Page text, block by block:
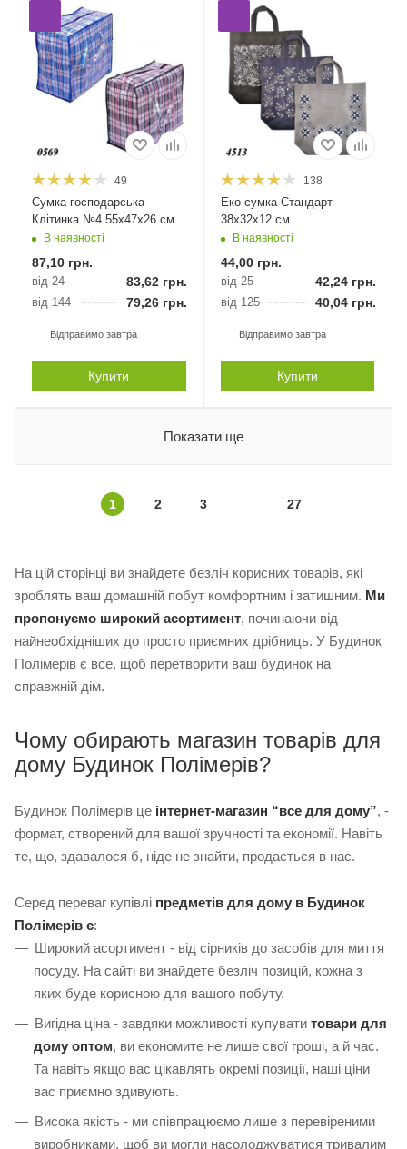
49
Сумка господарська
Клітинка №4 55х47х26 см
В наявності
87,10 грн.
від 24 83,62 грн.
від 144 79,26 грн.
Відправимо завтра
Купити
138
Еко-сумка Стандарт
38х32х12 см
В наявності
44,00грн.
від 25 42,24грн.
від 125 40,04грн.
Відправимо завтра
Купити
Показати ще
1 2 3 27
На цій сторінці ви знайдете безліч корисних товарів, які
зроблять ваш домашній побут комфортним і затишним. Ми
пропонуємо широкий асортимент, починаючи від
найнеобхідніших до просто приємних дрібниць. У Будинок
Полімерів є все, щоб перетворити ваш будинок на
справжній дім.
Чому обирають магазин товарів для
дому Будинок Полімерів?
Будинок Полімерів це інтернет-магазин “все для дому”, -
формат, створений для вашої зручності та економії. Навіть
те, що, здавалося б, ніде не знайти, продається в нас.
Серед переваг купівлі предметів для дому в Будинок
Полімерів є:
Широкий асортимент - від сірників до засобів для миття
посуду. На сайті ви знайдете безліч позицій, кожна з
яких буде корисною для вашого побуту.
Вигідна ціна - завдяки можливості купувати товари для
дому оптом, ви економите не лише свої гроші, а й час.
Та навіть якщо вас цікавлять окремі позиції, наші ціни
вас приємно здивують.
Висока якість - ми співпрацюємо лише з перевіреними
виробниками, щоб ви могли насолоджуватися тривалим